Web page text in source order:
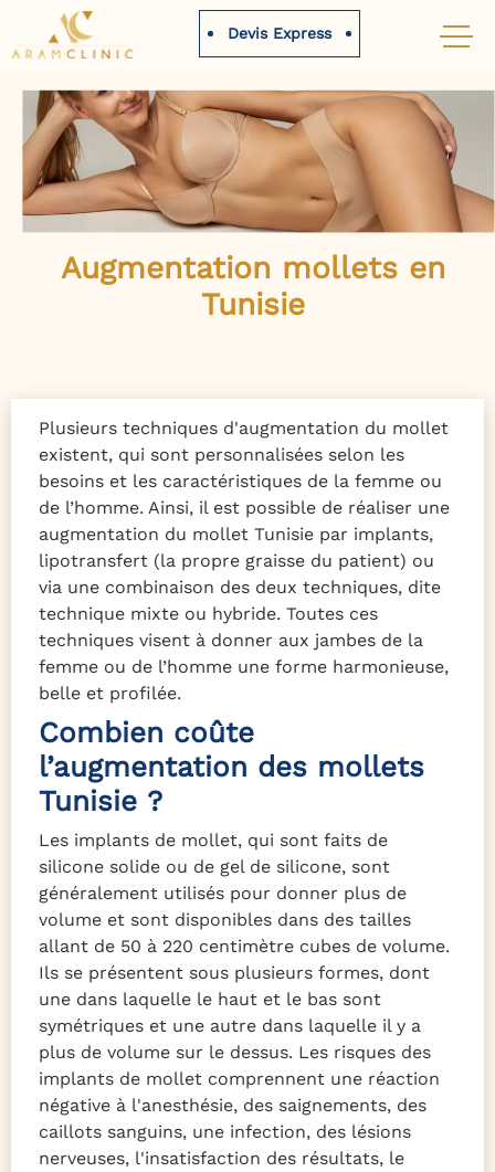
Devis Express
Augmentation mollets en
Tunisie
Plusieurs techniques d'augmentation du mollet
existent, qui sont personnalisées selon les
besoins et les caractéristiques de la femme ou
de l’homme. Ainsi, il est possible de réaliser une
augmentation du mollet Tunisie par implants,
lipotransfert (la propre graisse du patient) ou
via une combinaison des deux techniques, dite
technique mixte ou hybride. Toutes ces
techniques visent à donner aux jambes de la
femme ou de l’homme une forme harmonieuse,
belle et profilée.
Combien coûte
l’augmentation des mollets
Tunisie ?
Les implants de mollet, qui sont faits de
silicone solide ou de gel de silicone, sont
généralement utilisés pour donner plus de
volume et sont disponibles dans des tailles
allant de 50 à 220 centimètre cubes de volume.
Ils se présentent sous plusieurs formes, dont
une dans laquelle le haut et le bas sont
symétriques et une autre dans laquelle il y a
plus de volume sur le dessus. Les risques des
implants de mollet comprennent une réaction
négative à l'anesthésie, des saignements, des
caillots sanguins, une infection, des lésions
nerveuses, l'insatisfaction des résultats, le